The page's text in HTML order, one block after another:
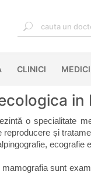
(CURRENT)
CLINICI MEDICI
in
o specialitate
reproducere și
sunt